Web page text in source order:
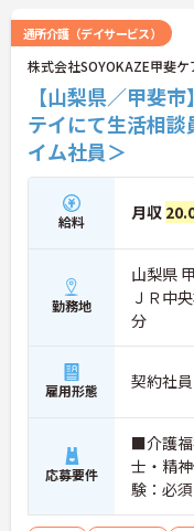
をつけて働ける環境です
119日がしっかりと確
・毎月1日付与される
み合わせて連休を取得
す
・子育てサポート企業
得しており未就学児向
が万全です
【賞与実績最大105万
い待遇と福利厚生が魅
・頑張りをしっかり
の賞与や配偶者・お子
しています
・宿泊費補助などが受
S」や勤続3年以上の退
・社内規定の範囲内
まつげエクステが自由
けます
・入社後1年間は専門
がマンツーマンで手厚
境でも安心です
・資格手当の支給や
通所介護（デイサービス）
株式会社SOYOKAZE甲斐
【山梨県／甲斐
テイにて生活相
イム社員＞
給料 月収
勤務地
山梨県
ＪＲ中
分
雇用形態 契約社
応募要件
■介護福
士・精
験：必須